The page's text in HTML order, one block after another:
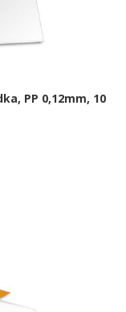
PP 0,12mm, 10